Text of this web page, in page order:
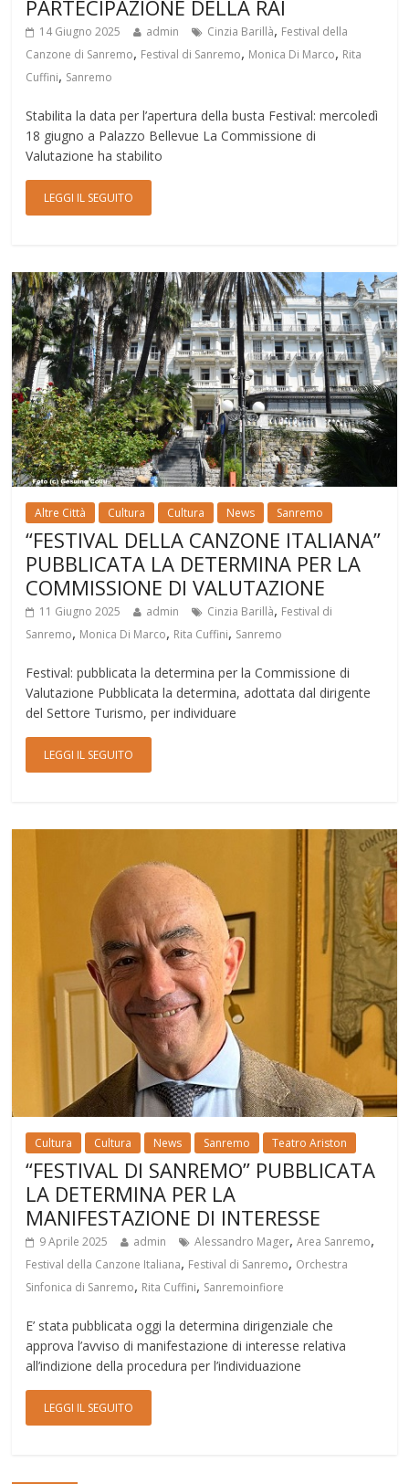
PARTECIPAZIONE DELLA RAI
14 Giugno 2025 admin Cinzia Barillà, Festival della
Canzone di Sanremo, Festival di Sanremo, Monica Di Marco, Rita
Cuffini, Sanremo
Stabilita la data per l’apertura della busta Festival: mercoledì
18 giugno a Palazzo Bellevue La Commissione di
Valutazione ha stabilito
LEGGI IL SEGUITO
Altre Città Cultura Cultura News Sanremo
“FESTIVAL DELLA CANZONE ITALIANA”
PUBBLICATA LA DETERMINA PER LA
COMMISSIONE DI VALUTAZIONE
11 Giugno 2025 admin Cinzia Barillà, Festival di
Sanremo, Monica Di Marco, Rita Cuffini, Sanremo
Festival: pubblicata la determina per la Commissione di
Valutazione Pubblicata la determina, adottata dal dirigente
del Settore Turismo, per individuare
LEGGI IL SEGUITO
Cultura Cultura News Sanremo Teatro Ariston
“FESTIVAL DI SANREMO” PUBBLICATA
LA DETERMINA PER LA
MANIFESTAZIONE DI INTERESSE
9 Aprile 2025 admin Alessandro Mager,Area Sanremo,
Festival della Canzone Italiana, Festival di Sanremo, Orchestra
Sinfonica di Sanremo, Rita Cuffini, Sanremoinfiore
E’ stata pubblicata oggi la determina dirigenziale che
approva l’avviso di manifestazione di interesse relativa
all’indizione della procedura per l’individuazione
LEGGI IL SEGUITO